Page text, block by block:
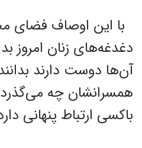
با این اوصاف فضای
دغدغه‌های زنان امروز
آن‌ها دوست دارند
همسرانشان چه
باکسی ارتباط پنهانی